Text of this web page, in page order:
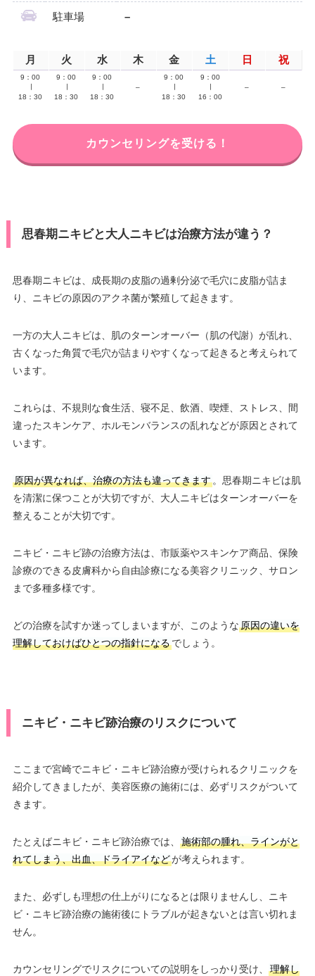
駐車場 –
月 火 水 木 金 土 日 祝
9：00
18：30
9：00
18：30
9：00
18：30
–
9：00
18：30
9：00
16：00
– –
カウンセリングを受ける！
思春期ニキビと大人ニキビは治療方法が違う？
思春期ニキビは、成長期の皮脂の過剰分泌で毛穴に皮脂が詰ま
り、ニキビの原因のアクネ菌が繁殖して起きます。
一方の大人ニキビは、肌のターンオーバー（肌の代謝）が乱れ、
古くなった角質で毛穴が詰まりやすくなって起きると考えられて
います。
これらは、不規則な食生活、寝不足、飲酒、喫煙、ストレス、間
違ったスキンケア、ホルモンバランスの乱れなどが原因とされて
います。
原因が異なれば、治療の方法も違ってきます。思春期ニキビは肌
を清潔に保つことが大切ですが、大人ニキビはターンオーバーを
整えることが大切です。
ニキビ・ニキビ跡の治療方法は、市販薬やスキンケア商品、保険
診療のできる皮膚科から自由診療になる美容クリニック、サロン
まで多種多様です。
どの治療を試すか迷ってしまいますが、このような原因の違いを
理解しておけばひとつの指針になるでしょう。
ニキビ・ニキビ跡治療のリスクについて
ここまで宮崎でニキビ・ニキビ跡治療が受けられるクリニックを
紹介してきましたが、美容医療の施術には、必ずリスクがついて
きます。
たとえばニキビ・ニキビ跡治療では、
施術部の腫れ、ラインがと
れてしまう、出血、ドライアイなどが考えられます。
また、必ずしも理想の仕上がりになるとは限りませんし、ニキ
ビ・ニキビ跡治療の施術後にトラブルが起きないとは言い切れま
せん。
カウンセリングでリスクについての説明をしっかり受け、
理解し